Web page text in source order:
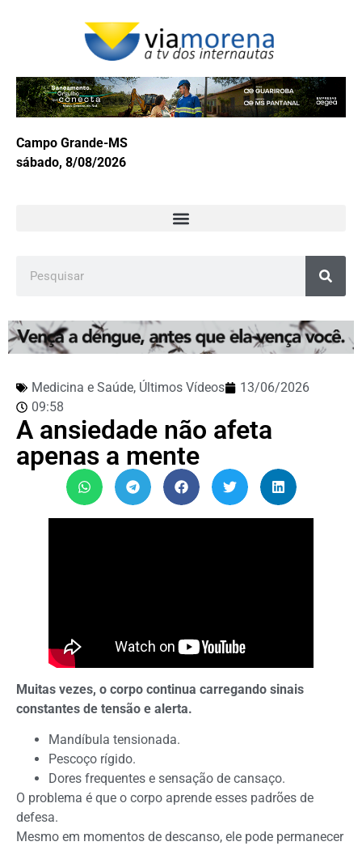
Campo Grande-MS
sábado, 8/08/2026
Medicina e Saúde, Últimos Vídeos
13/06/2026
09:58
A ansiedade não afeta
apenas a mente
Muitas vezes, o corpo continua carregando sinais
constantes de tensão e alerta.
Mandíbula tensionada.
Pescoço rígido.
Dores frequentes e sensação de cansaço.
O problema é que o corpo aprende esses padrões de
defesa.
Mesmo em momentos de descanso, ele pode permanecer